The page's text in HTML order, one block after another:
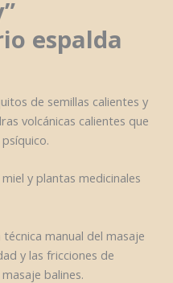
espalda
de semillas calientes y
volcánicas calientes que
y plantas medicinales
manual del masaje
y las fricciones de
balines.